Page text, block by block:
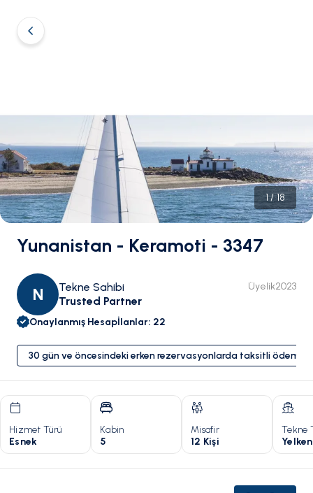
1/18
Yunanistan - Keramoti - 3347
N
Tekne Sahibi
Trusted Partner
Üyelik2023
Onaylanmış Hesapİlanlar: 22
30 gün ve öncesindeki erken rezervasyonlarda taksitli ödeme
Hizmet Türü
Esnek
Kabin
5
Misafir
12 Kişi
Tekne